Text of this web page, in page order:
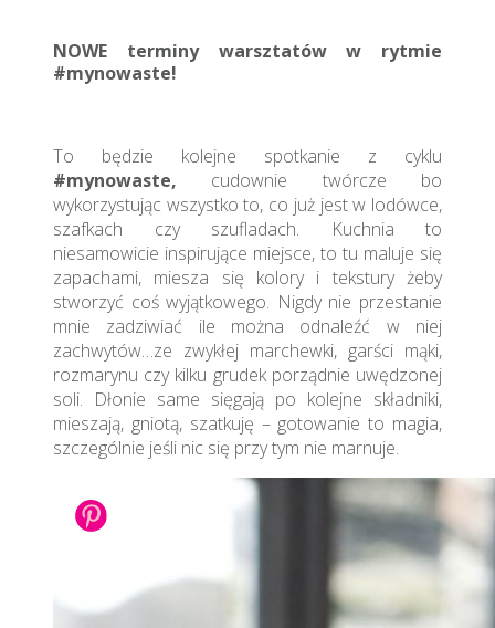
NOWE terminy warsztatów w rytmie
#mynowaste!
To będzie kolejne spotkanie z cyklu
#mynowaste, cudownie twórcze bo
wykorzystując wszystko to, co już jest w lodówce,
szafkach czy szufladach. Kuchnia to
niesamowicie inspirujące miejsce, to tu maluje się
zapachami, miesza się kolory i tekstury żeby
stworzyć coś wyjątkowego. Nigdy nie przestanie
mnie zadziwiać ile można odnaleźć w niej
zachwytów…ze zwykłej marchewki, garści mąki,
rozmarynu czy kilku grudek porządnie uwędzonej
soli. Dłonie same sięgają po kolejne składniki,
mieszają, gniotą, szatkuję – gotowanie to magia,
szczególnie jeśli nic się przy tym nie marnuje.